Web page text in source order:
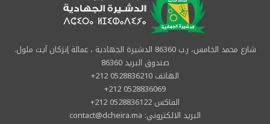
شارع محمد الخامس، ر.ب 86360 الدشيرة الجهادية ، عمالة إنزكان آيت ملول.
صندوق البريد 86360
الهاتف 0528836210 212+
0528836069 212+
الفاكس 0528836122 212+
البريد الالكتروني: contact@dcheira.ma